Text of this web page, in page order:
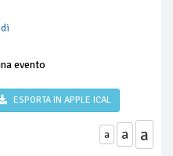
ESPORTA IN APPLE ICAL
a a a